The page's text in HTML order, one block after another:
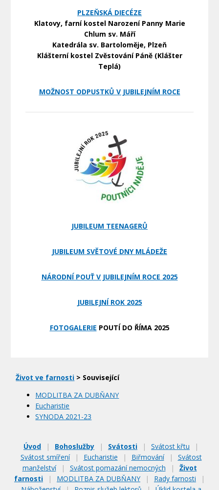
PLZEŇSKÁ DIECÉZE
Klatovy, farní kostel Narození Panny Marie
Chlum sv. Máří
Katedrála sv. Bartoloměje, Plzeň
Klášterní kostel Zvěstování Páně (Klášter
Teplá)
MOŽNOST ODPUSTKŮ V JUBILEJNÍM ROCE
JUBILEUM TEENAGERŮ
JUBILEUM SVĚTOVÉ DNY MLÁDEŽE
NÁRODNÍ POUŤ V JUBILEJNÍM ROCE 2025
JUBILEJNÍ ROK 2025
FOTOGALERIE POUTÍ DO ŘÍMA 2025
Život ve farnosti > Související
MODLITBA ZA DUBŇANY
Eucharistie
SYNODA 2021-23
Úvod | Bohoslužby | Svátosti | Svátost křtu
|
Svátost smíření
| Eucharistie | Biřmování |
Svátost
manželství
| Svátost pomazání nemocných |
Život
farnosti
| MODLITBA ZA DUBŇANY | Rady farnosti
|